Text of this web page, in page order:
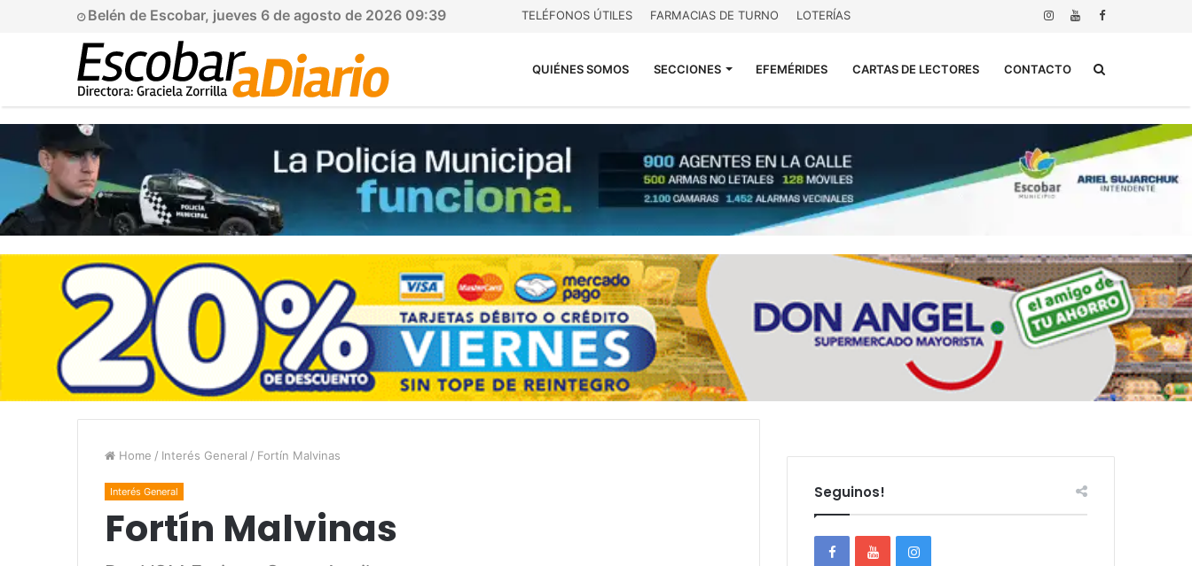
Belén de Escobar, jueves 6 de agosto de 2026 09:39 TELÉFONOS ÚTILES FARMACIAS DE TURNO LOTERÍAS
QUIÉNES SOMOS SECCIONES EFEMÉRIDES CARTAS DE LECTORES CONTACTO
Home / Interés General / Fortín Malvinas
Interés General
Fortín Malvinas
Seguinos!